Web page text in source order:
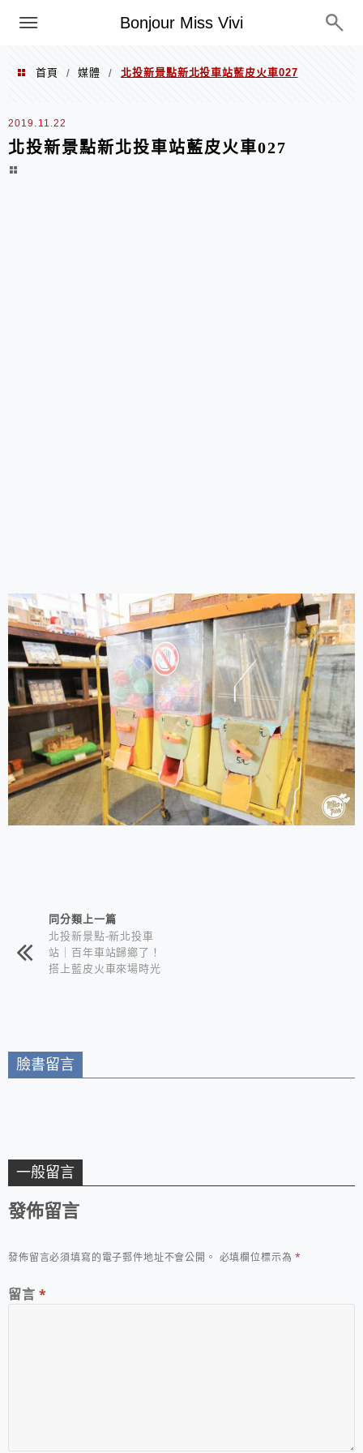
Bonjour Miss Vivi
選單
首頁 / 媒體 / 北投新景點新北投車站藍皮火車027
2019.11.22
北投新景點新北投車站藍皮火車027
相連文章同分類上一篇
北投新景點-新北投車
站｜百年車站歸鄉了！
搭上藍皮火車來場時光
臉書留言
一般留言
發佈留言
發佈留言必須填寫的電子郵件地址不會公開。 必填欄位標示為*
留言 *